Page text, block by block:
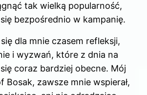
tak wielką popularność,
bezpośrednio w kampanię.
się dla mnie czasem refleksji,
i wyzwań, które z dnia na
coraz bardziej obecne. Mój
Bosak, zawsze mnie wspierał,